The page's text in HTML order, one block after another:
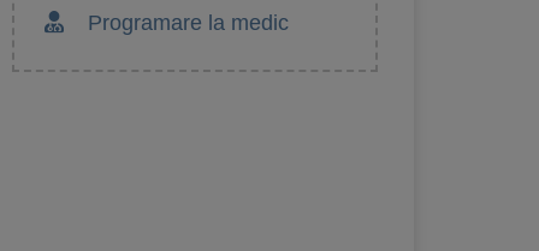
Programare la medic